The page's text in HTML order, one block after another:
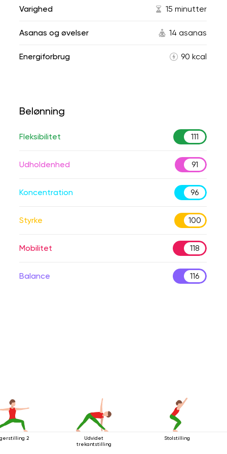
Varighed 15 minutter
Asanas og øvelser 14 asanas
Energiforbrug 90 kcal
Belønning
Fleksibilitet 111
Udholdenhed 91
Koncentration 96
Styrke 100
Mobilitet 118
Balance 116
2
Udvidet
trekantstilling
Stolstilling